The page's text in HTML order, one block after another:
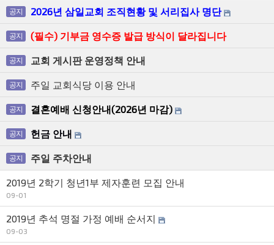
공지 2026년 삼일교회 조직현황 및 서리집사 명단
공지 (필수) 기부금 영수증 발급 방식이 달라집니다
공지 교회 게시판 운영정책 안내
공지 주일 교회식당 이용 안내
공지 결혼예배 신청안내(2026년 마감)
공지 헌금 안내
공지 주일 주차안내
2019년 2학기 청년1부 제자훈련 모집 안내
09-01
2019년 추석 명절 가정 예배 순서지
09-03